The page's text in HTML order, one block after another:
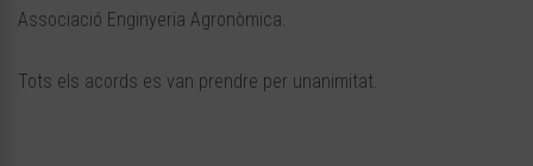
Associació Enginyeria Agronòmica.
Tots els acords es van prendre per unanimitat.